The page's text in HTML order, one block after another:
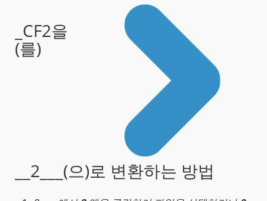
_CF2을
(를)
__2___(으)로 변환하는 방법